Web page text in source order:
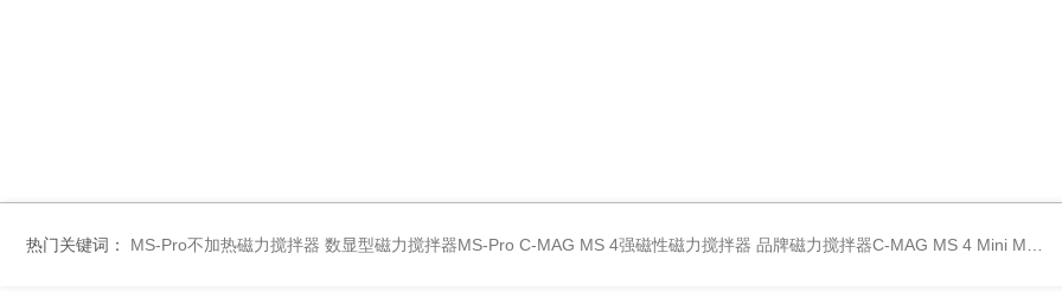
热门关键词： MS-Pro不加热磁力搅拌器 数显型磁力搅拌器MS-Pro C-MAG MS 4强磁性磁力搅拌器 品牌磁力搅拌器C-MAG MS 4 Mini MR standard IKA磁力搅拌器